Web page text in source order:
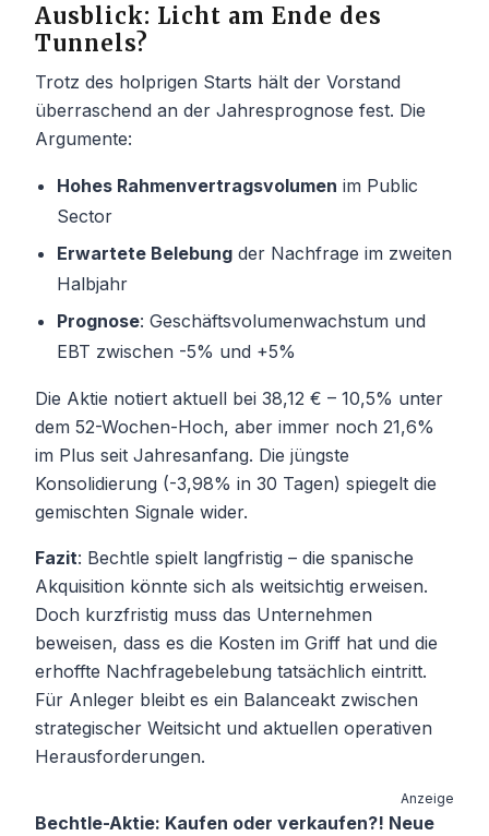
Ausblick: Licht am Ende des
Tunnels?
Trotz des holprigen Starts hält der Vorstand
überraschend an der Jahresprognose fest. Die
Argumente:
Hohes Rahmenvertragsvolumen im Public
Sector
Erwartete Belebung der Nachfrage im zweiten
Halbjahr
Prognose: Geschäftsvolumenwachstum und
EBT zwischen -5% und +5%
Die Aktie notiert aktuell bei 38,12 € – 10,5% unter
dem 52-Wochen-Hoch, aber immer noch 21,6%
im Plus seit Jahresanfang. Die jüngste
Konsolidierung (-3,98% in 30 Tagen) spiegelt die
gemischten Signale wider.
Fazit: Bechtle spielt langfristig – die spanische
Akquisition könnte sich als weitsichtig erweisen.
Doch kurzfristig muss das Unternehmen
beweisen, dass es die Kosten im Griff hat und die
erhoffte Nachfragebelebung tatsächlich eintritt.
Für Anleger bleibt es ein Balanceakt zwischen
strategischer Weitsicht und aktuellen operativen
Herausforderungen.
Anzeige
Bechtle-Aktie: Kaufen oder verkaufen?! Neue